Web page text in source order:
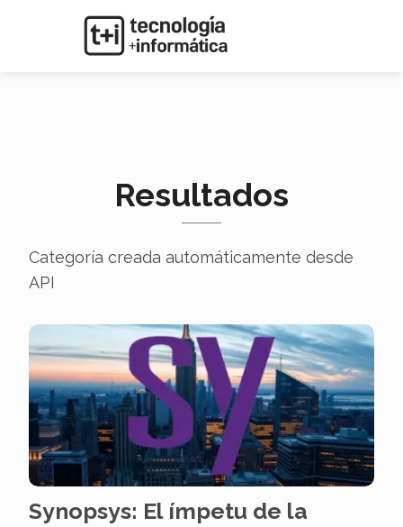
Resultados
Categoría creada automáticamente desde
API
Synopsys: El ímpetu de la